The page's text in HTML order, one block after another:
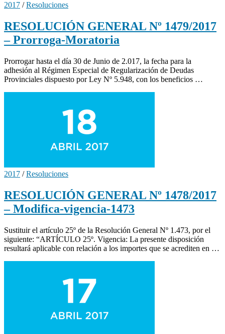
2017 /Resoluciones
RESOLUCIÓN GENERAL Nº 1479/2017
– Prorroga-Moratoria
Prorrogar hasta el día 30 de Junio de 2.017, la fecha para la
adhesión al Régimen Especial de Regularización de Deudas
Provinciales dispuesto por Ley Nº 5.948, con los beneficios …
2017 /Resoluciones
RESOLUCIÓN GENERAL Nº 1478/2017
– Modifica-vigencia-1473
Sustituir el artículo 25º de la Resolución General Nº 1.473, por el
siguiente: “ARTÍCULO 25º. Vigencia: La presente disposición
resultará aplicable con relación a los importes que se acrediten en …